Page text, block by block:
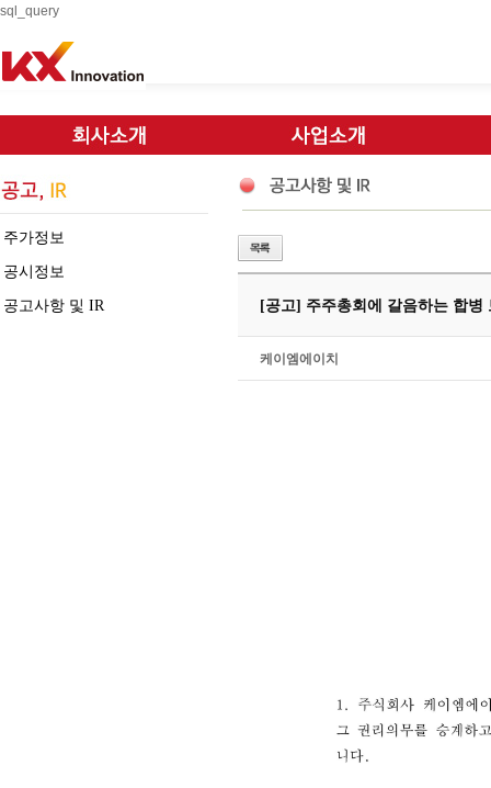
sql_query
주가정보
공시정보
공고사항 및 IR [공고] 주주총회에 갈음하는 합병
케이엠에이치